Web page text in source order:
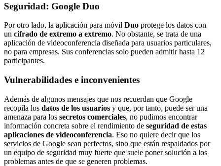
Seguridad: Google Duo
Por otro lado, la aplicación para móvil Duo protege los datos con
un cifrado de extremo a extremo. No obstante, se trata de una
aplicación de videoconferencia diseñada para usuarios particulares,
no para empresas. Sus conferencias solo pueden admitir hasta 12
participantes.
Vulnerabilidades e inconvenientes
Además de algunos mensajes que nos recuerdan que Google
recopila los datos de los usuarios y que, por tanto, puede ser una
amenaza para los secretos comerciales, no pudimos encontrar
información concreta sobre el rendimiento de seguridad de estas
aplicaciones de videoconferencia. Eso no quiere decir que los
servicios de Google sean perfectos, sino que están respaldados por
un equipo de seguridad muy fuerte que suele poner solución a los
problemas antes de que se generen problemas.